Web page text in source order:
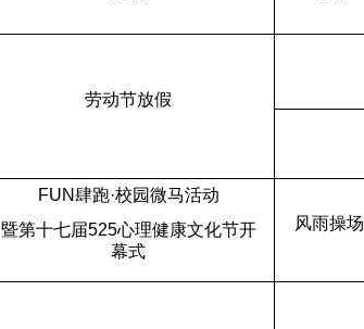
劳动节放假
FUN肆跑·校园微马活动
暨第十七届525心理健康文化节开
幕式
风雨操场